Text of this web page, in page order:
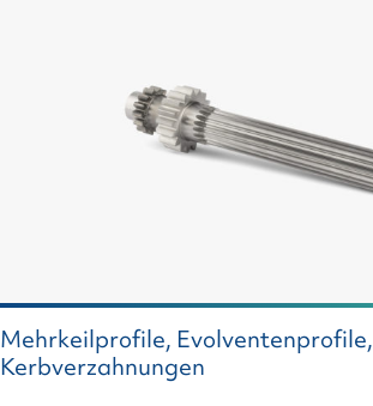
Mehrkeilprofile, Evolventenprofile,
Kerbverzahnungen